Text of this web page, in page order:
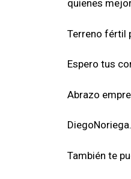
quienes
Terreno fértil
Espero tus
Abrazo
También te